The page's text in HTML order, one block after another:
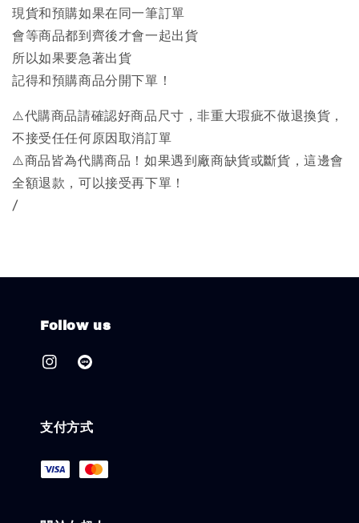
現貨和預購如果在同一筆訂單
會等商品都到齊後才會一起出貨
所以如果要急著出貨
記得和預購商品分開下單！
⚠️代購商品請確認好商品尺寸，非重大瑕疵不做退換貨，
不接受任任何原因取消訂單
⚠️商品皆為代購商品！如果遇到廠商缺貨或斷貨，這邊會
全額退款，可以接受再下單！
/
Follow us
支付方式